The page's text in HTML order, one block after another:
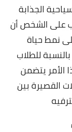
الجذابة
على الشخص أن
نمط حياة
للطلاب
, وهذا الأمر يتضمن
القصيرة بين